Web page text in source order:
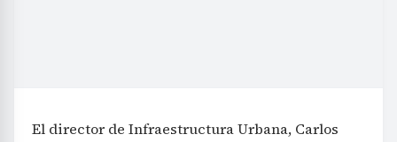
El director de Infraestructura Urbana, Carlos